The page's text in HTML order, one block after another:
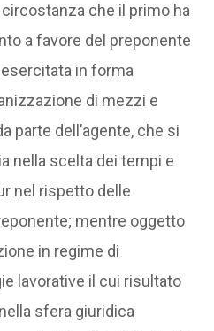
che il primo ha
a favore del preponente
in forma
di mezzi e
parte dell’agente, che si
nella scelta dei tempi e
nel rispetto delle
mentre oggetto
in regime di
lavorative il cui risultato
sfera giuridica